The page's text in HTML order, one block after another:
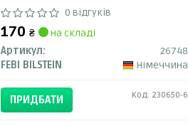
0 відгуків
170 ₴
на складі
Артикул:
26748
FEBI BILSTEIN
Німеччина
ПРИДБАТИ Код: 230650-6